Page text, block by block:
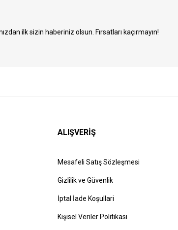
ilk sizin haberiniz olsun. Fırsatları kaçırmayın!
ALIŞVERİŞ
Mesafeli Satış Sözleşmesi
Gizlilik ve Güvenlik
İptal İade Koşullari
Kişisel Veriler Politikası